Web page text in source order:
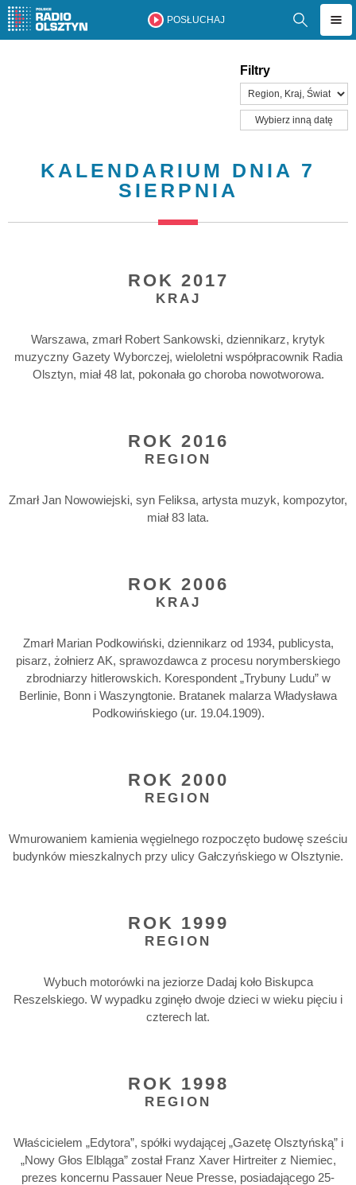
POSŁUCHAJ
Filtry
Wybierz inną datę
KALENDARIUM DNIA 7
SIERPNIA
ROK 2017
KRAJ
Warszawa, zmarł Robert Sankowski, dziennikarz, krytyk
muzyczny Gazety Wyborczej, wieloletni współpracownik Radia
Olsztyn, miał 48 lat, pokonała go choroba nowotworowa.
ROK 2016
REGION
Zmarł Jan Nowowiejski, syn Feliksa, artysta muzyk, kompozytor,
miał 83 lata.
ROK 2006
KRAJ
Zmarł Marian Podkowiński, dziennikarz od 1934, publicysta,
pisarz, żołnierz AK, sprawozdawca z procesu norymberskiego
zbrodniarzy hitlerowskich. Korespondent „Trybuny Ludu” w
Berlinie, Bonn i Waszyngtonie. Bratanek malarza Władysława
Podkowińskiego (ur. 19.04.1909).
ROK 2000
REGION
Wmurowaniem kamienia węgielnego rozpoczęto budowę sześciu
budynków mieszkalnych przy ulicy Gałczyńskiego w Olsztynie.
ROK 1999
REGION
Wybuch motorówki na jeziorze Dadaj koło Biskupca
Reszelskiego. W wypadku zginęło dwoje dzieci w wieku pięciu i
czterech lat.
ROK 1998
REGION
Właścicielem „Edytora”, spółki wydającej „Gazetę Olsztyńską” i
„Nowy Głos Elbląga” został Franz Xaver Hirtreiter z Niemiec,
prezes koncernu Passauer Neue Presse, posiadającego 25-